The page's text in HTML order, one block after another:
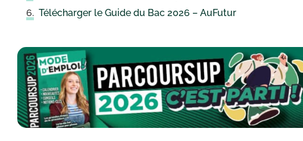
Télécharger le Guide du Bac 2026 – AuFutur